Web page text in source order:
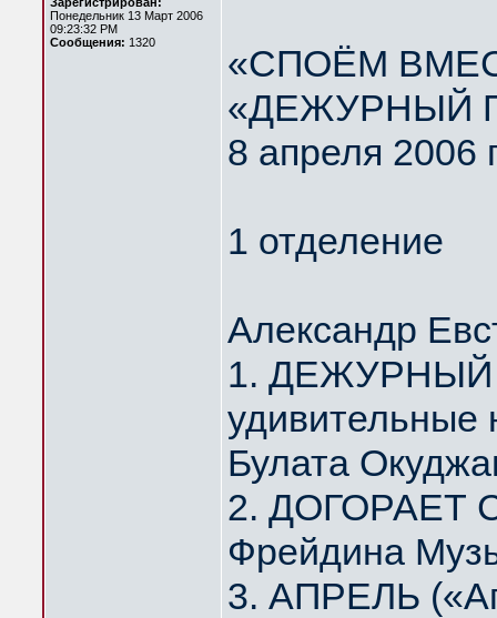
Понедельник 13 Март 2006
09:23:32 PM
Сообщения: 1320
«СПОЁМ
«ДЕЖУРНЫЙ
8 апреля 2006
1 отделение
Александр
1. ДЕЖУРНЫЙ
Булата
2. ДОГОРАЕТ
Фрейдина
3. АПРЕЛЬ